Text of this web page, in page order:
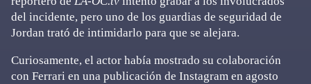
del incidente, pero uno de los guardias de seguridad de
Jordan trató de intimidarlo para que se alejara.
Curiosamente, el actor había mostrado su colaboración
con Ferrari en una publicación de Instagram en agosto